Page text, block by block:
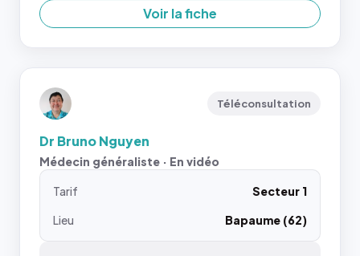
Voir la fiche
Téléconsultation
Dr Bruno Nguyen
Médecin généraliste · En vidéo
Tarif
Secteur 1
Lieu
Bapaume (62)